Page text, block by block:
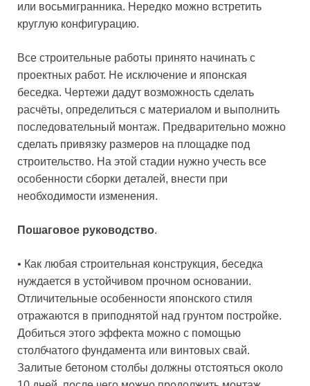
или восьмигранника. Нередко можно встретить
круглую конфигурацию.
Все строительные работы принято начинать с
проектных работ. Не исключение и японская
беседка. Чертежи дадут возможность сделать
расчёты, определиться с материалом и выполнить
последовательный монтаж. Предварительно можно
сделать привязку размеров на площадке под
строительство. На этой стадии нужно учесть все
особенности сборки деталей, внести при
необходимости изменения.
Пошаговое руководство.
• Как любая строительная конструкция, беседка
нуждается в устойчивом прочном основании.
Отличительные особенности японского стиля
отражаются в приподнятой над грунтом постройке.
Добиться этого эффекта можно с помощью
столбчатого фундамента или винтовых свай.
Залитые бетоном столбы должны отстояться около